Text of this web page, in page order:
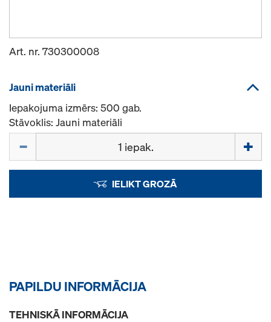
Art. nr. 730300008
Jauni materiāli
Iepakojuma izmērs: 500 gab.
Stāvoklis: Jauni materiāli
IELIKT GROZĀ
PAPILDU INFORMĀCIJA
TEHNISKĀ INFORMĀCIJA